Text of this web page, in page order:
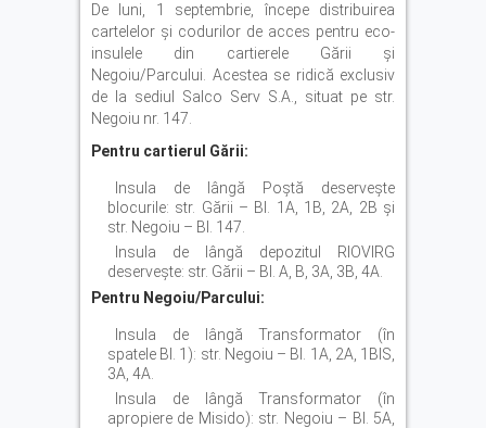
De luni, 1 septembrie, începe distribuirea
cartelelor și codurilor de acces pentru eco-
insulele din cartierele Gării și
Negoiu/Parcului. Acestea se ridică exclusiv
de la sediul Salco Serv S.A., situat pe str.
Negoiu nr. 147.
Pentru cartierul Gării:
Insula de lângă Poștă deservește
blocurile: str. Gării – Bl. 1A, 1B, 2A, 2B și
str. Negoiu – Bl. 147.
Insula de lângă depozitul RIOVIRG
deservește: str. Gării – Bl. A, B, 3A, 3B, 4A.
Pentru Negoiu/Parcului:
Insula de lângă Transformator (în
spatele Bl. 1): str. Negoiu – Bl. 1A, 2A, 1BIS,
3A, 4A.
Insula de lângă Transformator (în
apropiere de Misido): str. Negoiu – Bl. 5A,